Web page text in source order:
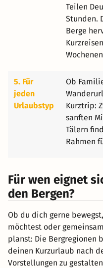
Teilen
Stunden.
Berge
5. Für
jeden
Urlaubstyp
Ob
Kurztrip:
sanften
Tälern
Rahmen
Für wen eignet
den Bergen?
Ob du dich gerne
möchtest oder
planst: Die Bergregionen
deinen Kurzurlaub nach
Vorstellungen zu